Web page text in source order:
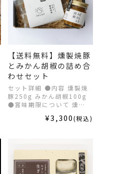
【送料無料】燻製焼豚
とみかん胡椒の詰め合
わせセット
セット詳細 ●内容 燻製焼
豚250g みかん胡椒100g
●賞味期限について 燻…
¥3,300(税込)